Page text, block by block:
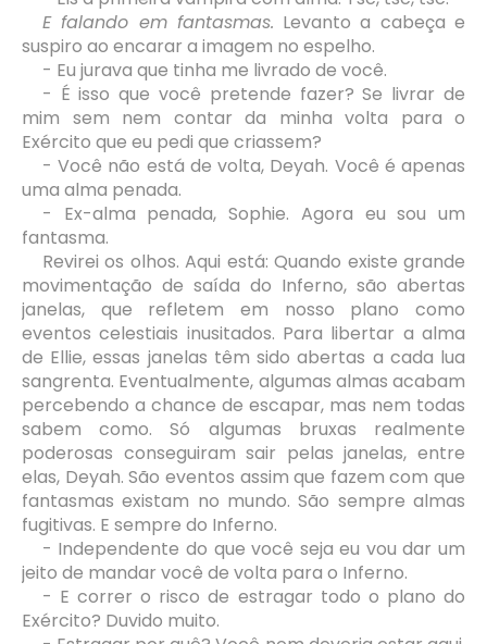
E falando em fantasmas. Levanto a cabeça e
suspiro ao encarar a imagem no espelho.
- Eu jurava que tinha me livrado de você.
- É isso que você pretende fazer? Se livrar de
mim sem nem contar da minha volta para o
Exército que eu pedi que criassem?
- Você não está de volta, Deyah. Você é apenas
uma alma penada.
- Ex-alma penada, Sophie. Agora eu sou um
fantasma.
Revirei os olhos. Aqui está: Quando existe grande
movimentação de saída do Inferno, são abertas
janelas, que refletem em nosso plano como
eventos celestiais inusitados. Para libertar a alma
de Ellie, essas janelas têm sido abertas a cada lua
sangrenta. Eventualmente, algumas almas acabam
percebendo a chance de escapar, mas nem todas
sabem como. Só algumas bruxas realmente
poderosas conseguiram sair pelas janelas, entre
elas, Deyah. São eventos assim que fazem com que
fantasmas existam no mundo. São sempre almas
fugitivas. E sempre do Inferno.
- Independente do que você seja eu vou dar um
jeito de mandar você de volta para o Inferno.
- E correr o risco de estragar todo o plano do
Exército? Duvido muito.